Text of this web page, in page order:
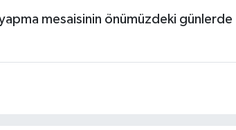
mesaisinin önümüzdeki günlerde